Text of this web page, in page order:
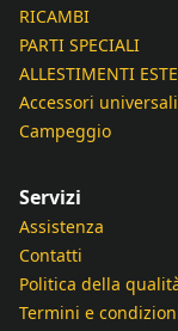
RICAMBI
PARTI SPECIALI
ALLESTIMENTI
Accessori universali
Campeggio
Servizi
Assistenza
Contatti
Politica della
Termini e